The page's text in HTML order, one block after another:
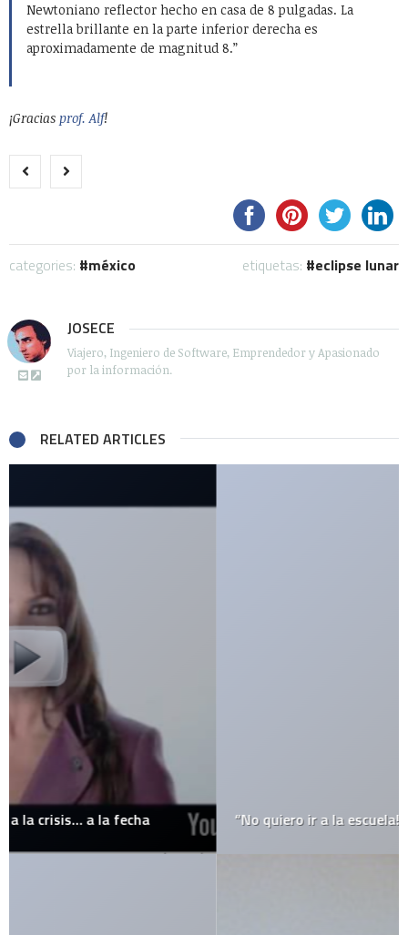
Newtoniano reflector hecho en casa de 8 pulgadas. La
estrella brillante en la parte inferior derecha es
aproximadamente de magnitud 8.”
¡Gracias prof. Alf!
categories: méxico etiquetas: eclipse lunar
JOSECE
Viajero, Ingeniero de Software, Emprendedor y Apasionado
por la información.
RELATED ARTICLES
“No quiero ir a la escuela!!!”